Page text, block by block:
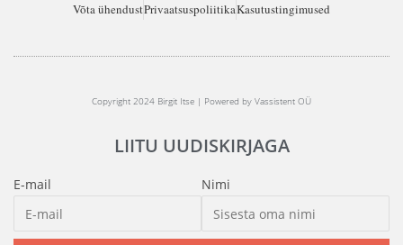
Võta ühendustPrivaatsuspoliitikaKasutustingimused
Copyright 2024 Birgit Itse | Powered by Vassistent OÜ
LIITU UUDISKIRJAGA
E-mail Nimi